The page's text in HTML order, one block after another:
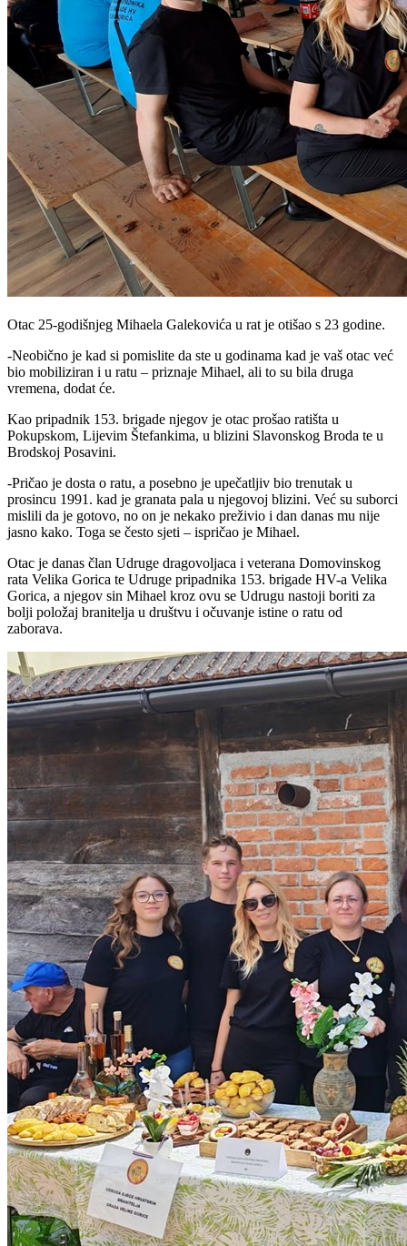
Otac 25-godišnjeg Mihaela Galekovića u rat je otišao s 23 godine.
-Neobično je kad si pomislite da ste u godinama kad je vaš otac već
bio mobiliziran i u ratu – priznaje Mihael, ali to su bila druga
vremena, dodat će.
Kao pripadnik 153. brigade njegov je otac prošao ratišta u
Pokupskom, Lijevim Štefankima, u blizini Slavonskog Broda te u
Brodskoj Posavini.
-Pričao je dosta o ratu, a posebno je upečatljiv bio trenutak u
prosincu 1991. kad je granata pala u njegovoj blizini. Već su suborci
mislili da je gotovo, no on je nekako preživio i dan danas mu nije
jasno kako. Toga se često sjeti – ispričao je Mihael.
Otac je danas član Udruge dragovoljaca i veterana Domovinskog
rata Velika Gorica te Udruge pripadnika 153. brigade HV-a Velika
Gorica, a njegov sin Mihael kroz ovu se Udrugu nastoji boriti za
bolji položaj branitelja u društvu i očuvanje istine o ratu od
zaborava.